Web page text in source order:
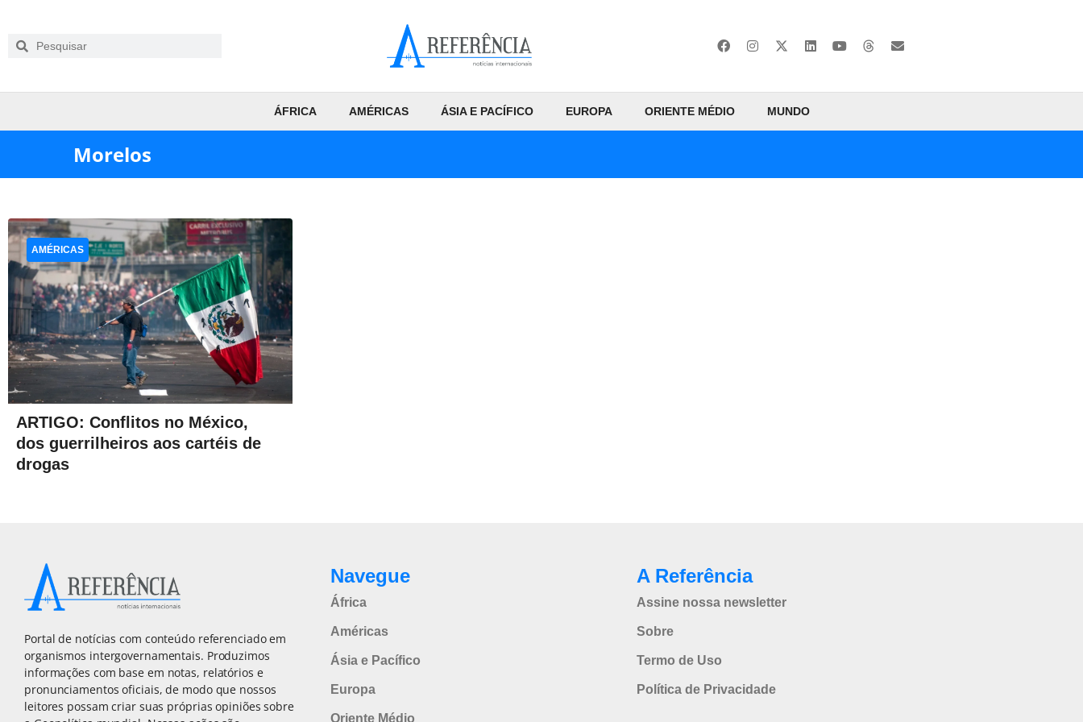
ÁFRICA AMÉRICAS ÁSIA E PACÍFICO EUROPA ORIENTE MÉDIO MUNDO
Morelos
ARTIGO: Conflitos no México,
dos guerrilheiros aos cartéis de
drogas
AMÉRICAS
Portal de notícias com conteúdo referenciado em
organismos intergovernamentais. Produzimos
informações com base em notas, relatórios e
pronunciamentos oficiais, de modo que nossos
leitores possam criar suas próprias opiniões sobre
Navegue
África
Américas
Ásia e Pacífico
Europa
Oriente Médio
A Referência
Assine nossa newsletter
Sobre
Termo de Uso
Política de Privacidade